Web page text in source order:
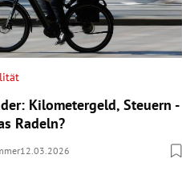
Kilometergeld, Steuern -
Radeln?
12.03.2026